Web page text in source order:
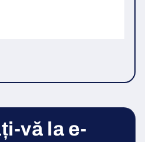
vă la e-